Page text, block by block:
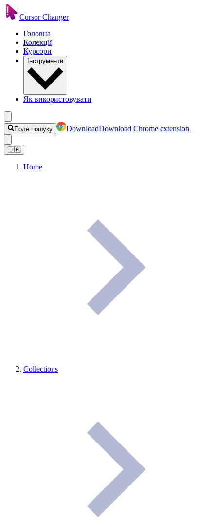
Cursor Changer
Головна
Колекції
Курсори
Інструменти
Як використовувати
Поле пошуку DownloadDownload Chrome extension
🇺🇦
Home
Collections